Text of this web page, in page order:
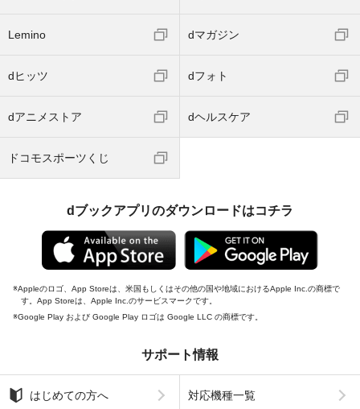
Lemino dマガジン
dヒッツ dフォト
dアニメストア dヘルスケア
ドコモスポーツくじ
dブックアプリのダウンロードはコチラ
Appleのロゴ、App Storeは、米国もしくはその他の国や地域におけるApple Inc.の商標で
す。App Storeは、Apple Inc.のサービスマークです。
Google Play および Google Play ロゴは Google LLC の商標です。
サポート情報
はじめての方へ 対応機種一覧